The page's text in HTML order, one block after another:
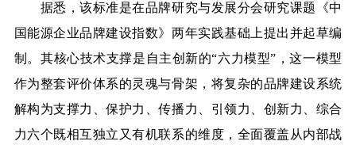
据悉，该标准是在品牌研究与发展分会研究课题《中
国能源企业品牌建设指数》两年实践基础上提出并起草编
制。其核心技术支撑是自主创新的“六力模型”，这一模型
作为整套评价体系的灵魂与骨架，将复杂的品牌建设系统
解构为支撑力、保护力、传播力、引领力、创新力、综合
力六个既相互独立又有机联系的维度，全面覆盖从内部战